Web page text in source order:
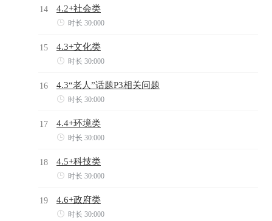
14 4.2+社会类
 时长 30:000
15 4.3+文化类
 时长 30:000
16 4.3“老人”话题P3相关问题
 时长 30:000
17 4.4+环境类
 时长 30:000
18 4.5+科技类
 时长 30:000
19 4.6+政府类
 时长 30:000